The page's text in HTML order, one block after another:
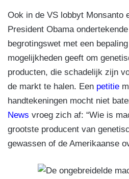
Ook in de VS lobbyt Monsanto
President Obama
begrotingswet met een
mogelijkheden geeft om
producten, die schadelijk zijn
de markt te halen. Een petitie
handtekeningen mocht niet
News vroeg zich af: “Wie is
grootste producent van
gewassen of de Amerikaanse